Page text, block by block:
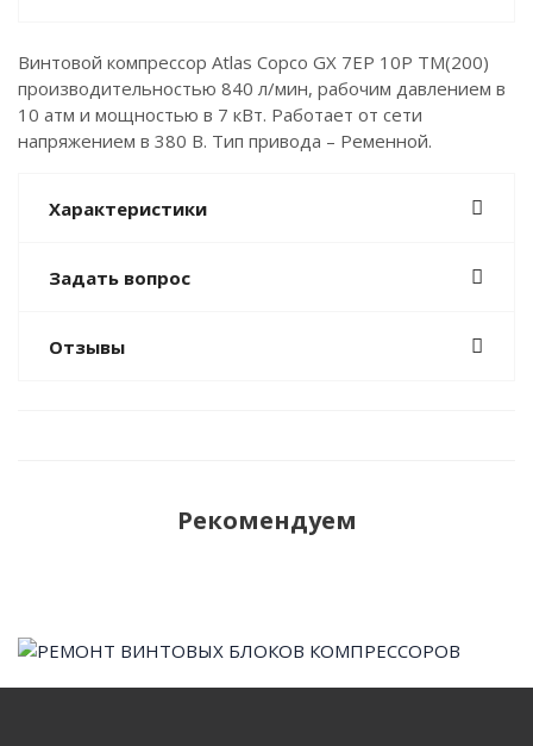
Винтовой компрессор Atlas Copco GX 7EP 10P TM(200)
производительностью 840 л/мин, рабочим давлением в
10 атм и мощностью в 7 кВт. Работает от сети
напряжением в 380 В. Тип привода – Ременной.
Характеристики
Задать вопрос
Отзывы
Рекомендуем